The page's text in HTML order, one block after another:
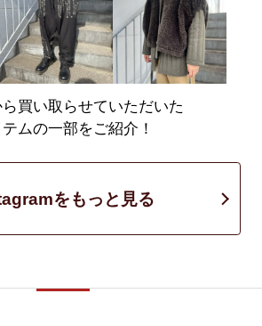
買い取らせていただいた
ムの一部をご紹介！
をもっと見る